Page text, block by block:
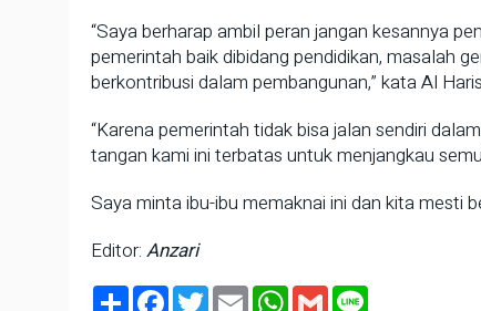
“Saya berharap ambil peran jangan kesannya
pemerintah baik dibidang pendidikan, masalah
berkontribusi dalam pembangunan,” kata Al
“Karena pemerintah tidak bisa jalan sendiri
tangan kami ini terbatas untuk menjangkau
Saya minta ibu-ibu memaknai ini dan kita mesti
Editor: Anzari
ShareFacebook
TwitterEmailWhatsApp
Gmail